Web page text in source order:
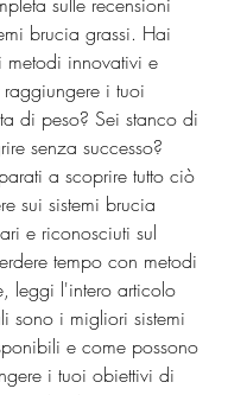
brucia grassi. Hai
metodi innovativi e
i tuoi
di peso? Sei stanco di
senza successo?
a scoprire tutto ciò
sui sistemi brucia
e riconosciuti sul
tempo con metodi
leggi l'intero articolo
sono i migliori sistemi
e come possono
i tuoi obiettivi di